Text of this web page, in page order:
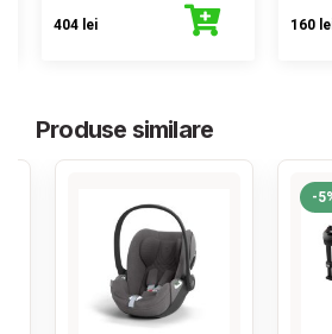
404 lei 160
Produse similare
-